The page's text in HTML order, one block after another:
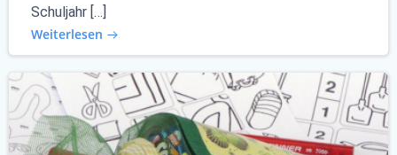
Schuljahr […]
Weiterlesen